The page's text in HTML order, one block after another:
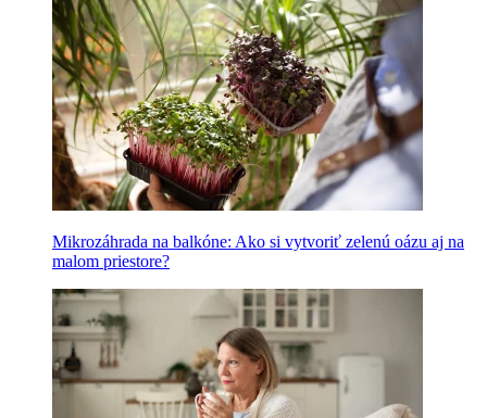
Mikrozáhrada na balkóne: Ako si vytvoriť zelenú oázu aj na
malom priestore?